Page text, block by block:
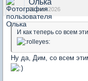
01 июн 2026
И как теперь со всем
Ну да, Дим, со всем